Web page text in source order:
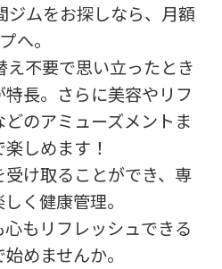
ムをお探しなら、月額
へ。
不要で思い立ったとき
長。さらに美容やリフ
のアミューズメントま
しめます！
け取ることができ、専
く健康管理。
もリフレッシュできる
めませんか。